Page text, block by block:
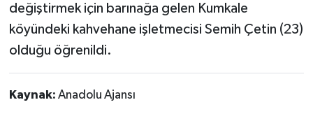
değiştirmek için barınağa gelen Kumkale
köyündeki kahvehane işletmecisi Semih Çetin (23)
olduğu öğrenildi.
Kaynak: Anadolu Ajansı